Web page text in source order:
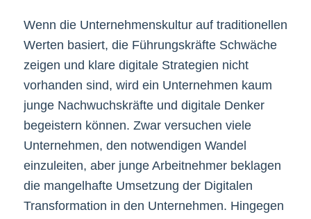
Wenn die Unternehmenskultur auf traditionellen
Werten basiert, die Führungskräfte Schwäche
zeigen und klare digitale Strategien nicht
vorhanden sind, wird ein Unternehmen kaum
junge Nachwuchskräfte und digitale Denker
begeistern können. Zwar versuchen viele
Unternehmen, den notwendigen Wandel
einzuleiten, aber junge Arbeitnehmer beklagen
die mangelhafte Umsetzung der Digitalen
Transformation in den Unternehmen. Hingegen